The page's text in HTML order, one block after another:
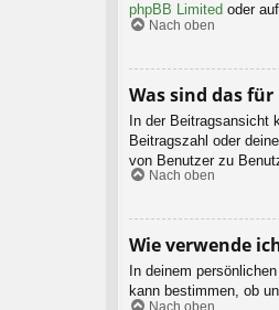
phpBB Limited oder auf
Nach oben
Was sind das
In der Beitragsansicht
Beitragszahl oder
von Benutzer zu
Nach oben
Wie verwende
In deinem
kann bestimmen, ob
Nach oben